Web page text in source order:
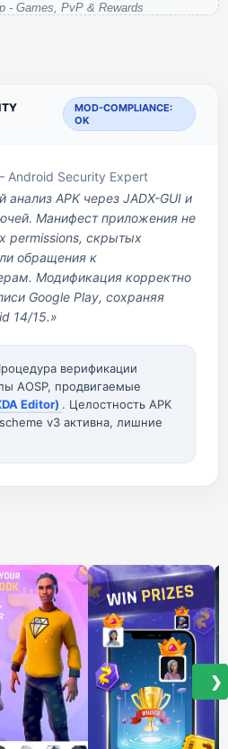
- Games, PvP & Rewards
MOD-COMPLIANCE:
OK
Android Security Expert
анализ APK через JADX-GUI и
Манифест приложения не
permissions, скрытых
обращения к
Модификация корректно
Google Play, сохраняя
14/15.»
верификации
AOSP, продвигаемые
Editor) . Целостность APK
v3 активна, лишние
❯